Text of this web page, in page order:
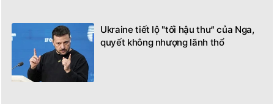
Ukraine tiết lộ "tối hậu thư" của Nga,
quyết không nhượng lãnh thổ